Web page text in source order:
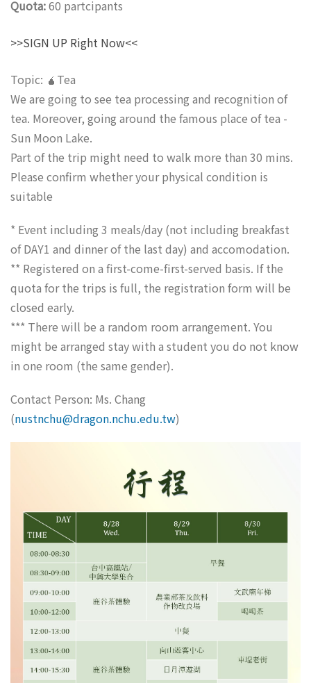
Quota:60 partcipants
>>SIGN UP Right Now<<
Topic: 🧉Tea
We are going to see tea processing and recognition of
tea. Moreover, going around the famous place of tea -
Sun Moon Lake.
Part of the trip might need to walk more than 30 mins.
Please confirm whether your physical condition is
suitable
* Event including 3 meals/day (not including breakfast
of DAY1 and dinner of the last day) and accomodation.
** Registered on a first-come-first-served basis. If the
quota for the trips is full, the registration form will be
closed early.
*** There will be a random room arrangement. You
might be arranged stay with a student you do not know
in one room (the same gender).
Contact Person: Ms. Chang
(nustnchu@dragon.nchu.edu.tw)